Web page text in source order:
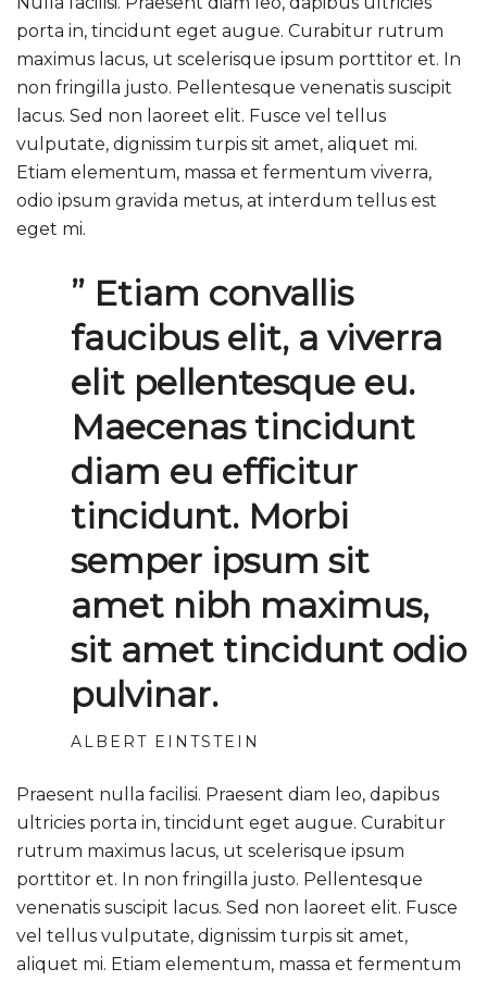
porta in, tincidunt eget augue. Curabitur rutrum
maximus lacus, ut scelerisque ipsum porttitor et. In
non fringilla justo. Pellentesque venenatis suscipit
lacus. Sed non laoreet elit. Fusce vel tellus
vulputate, dignissim turpis sit amet, aliquet mi.
Etiam elementum, massa et fermentum viverra,
odio ipsum gravida metus, at interdum tellus est
eget mi.
” Etiam convallis
faucibus elit, a viverra
elit pellentesque eu.
Maecenas tincidunt
diam eu efficitur
tincidunt. Morbi
semper ipsum sit
amet nibh maximus,
sit amet tincidunt odio
pulvinar.
ALBERT EINTSTEIN
Praesent nulla facilisi. Praesent diam leo, dapibus
ultricies porta in, tincidunt eget augue. Curabitur
rutrum maximus lacus, ut scelerisque ipsum
porttitor et. In non fringilla justo. Pellentesque
venenatis suscipit lacus. Sed non laoreet elit. Fusce
vel tellus vulputate, dignissim turpis sit amet,
aliquet mi. Etiam elementum, massa et fermentum